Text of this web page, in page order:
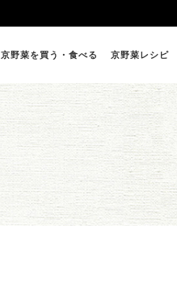
京野菜を買う・食べる 京野菜レシピ